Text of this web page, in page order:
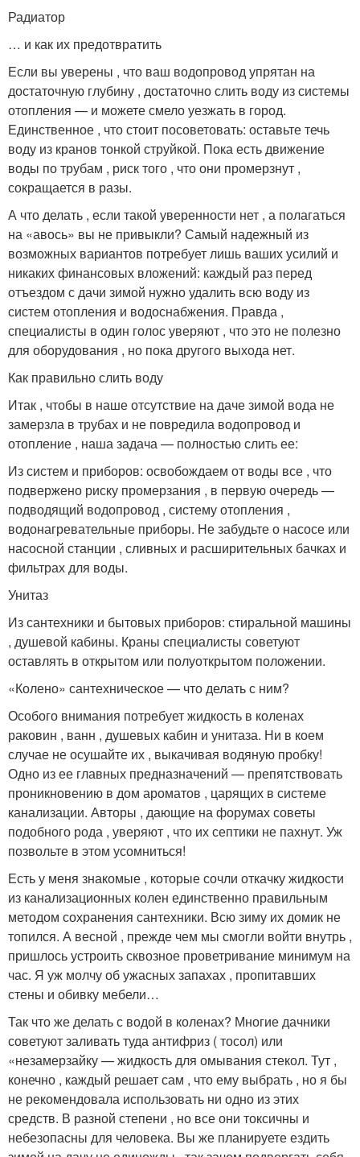
Радиатор
… и как их предотвратить
Если вы уверены , что ваш водопровод упрятан на
достаточную глубину , достаточно слить воду из системы
отопления — и можете смело уезжать в город.
Единственное , что стоит посоветовать: оставьте течь
воду из кранов тонкой струйкой. Пока есть движение
воды по трубам , риск того , что они промерзнут ,
сокращается в разы.
А что делать , если такой уверенности нет , а полагаться
на «авось» вы не привыкли? Самый надежный из
возможных вариантов потребует лишь ваших усилий и
никаких финансовых вложений: каждый раз перед
отъездом с дачи зимой нужно удалить всю воду из
систем отопления и водоснабжения. Правда ,
специалисты в один голос уверяют , что это не полезно
для оборудования , но пока другого выхода нет.
Как правильно слить воду
Итак , чтобы в наше отсутствие на даче зимой вода не
замерзла в трубах и не повредила водопровод и
отопление , наша задача — полностью слить ее:
Из систем и приборов: освобождаем от воды все , что
подвержено риску промерзания , в первую очередь —
подводящий водопровод , систему отопления ,
водонагревательные приборы. Не забудьте о насосе или
насосной станции , сливных и расширительных бачках и
фильтрах для воды.
Унитаз
Из сантехники и бытовых приборов: стиральной машины
, душевой кабины. Краны специалисты советуют
оставлять в открытом или полуоткрытом положении.
«Колено» сантехническое — что делать с ним?
Особого внимания потребует жидкость в коленах
раковин , ванн , душевых кабин и унитаза. Ни в коем
случае не осушайте их , выкачивая водяную пробку!
Одно из ее главных предназначений — препятствовать
проникновению в дом ароматов , царящих в системе
канализации. Авторы , дающие на форумах советы
подобного рода , уверяют , что их септики не пахнут. Уж
позвольте в этом усомниться!
Есть у меня знакомые , которые сочли откачку жидкости
из канализационных колен единственно правильным
методом сохранения сантехники. Всю зиму их домик не
топился. А весной , прежде чем мы смогли войти внутрь ,
пришлось устроить сквозное проветривание минимум на
час. Я уж молчу об ужасных запахах , пропитавших
стены и обивку мебели…
Так что же делать с водой в коленах? Многие дачники
советуют заливать туда антифриз ( тосол) или
«незамерзайку — жидкость для омывания стекол. Тут ,
конечно , каждый решает сам , что ему выбрать , но я бы
не рекомендовала использовать ни одно из этих
средств. В разной степени , но все они токсичны и
небезопасны для человека. Вы же планируете ездить